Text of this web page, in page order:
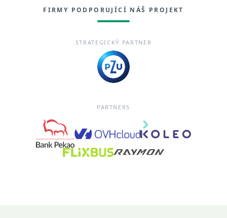
FIRMY PODPORUJÍCÍ NÁŠ PROJEKT
STRATEGICKÝ PARTNER
PARTNERS